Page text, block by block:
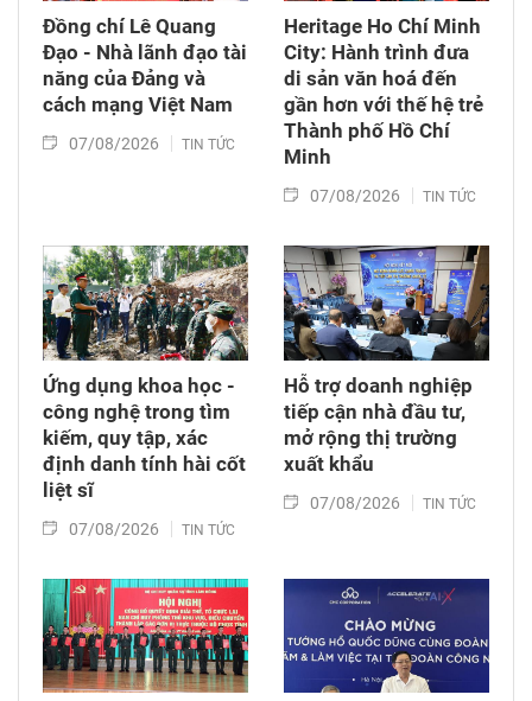
Đồng chí Lê Quang
Đạo - Nhà lãnh đạo tài
năng của Đảng và
cách mạng Việt Nam​
07/08/2026 TIN TỨC
Heritage Ho Chí Minh
City: Hành trình đưa
di sản văn hoá đến
gần hơn với thế hệ trẻ
Thành phố Hồ Chí
Minh
07/08/2026 TIN TỨC
Ứng dụng khoa học -
công nghệ trong tìm
kiếm, quy tập, xác
định danh tính hài cốt
liệt sĩ
07/08/2026 TIN TỨC
Hỗ trợ doanh nghiệp
tiếp cận nhà đầu tư,
mở rộng thị trường
xuất khẩu
07/08/2026 TIN TỨC